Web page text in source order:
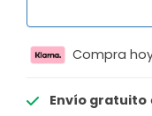
Compra
Envío gratuito